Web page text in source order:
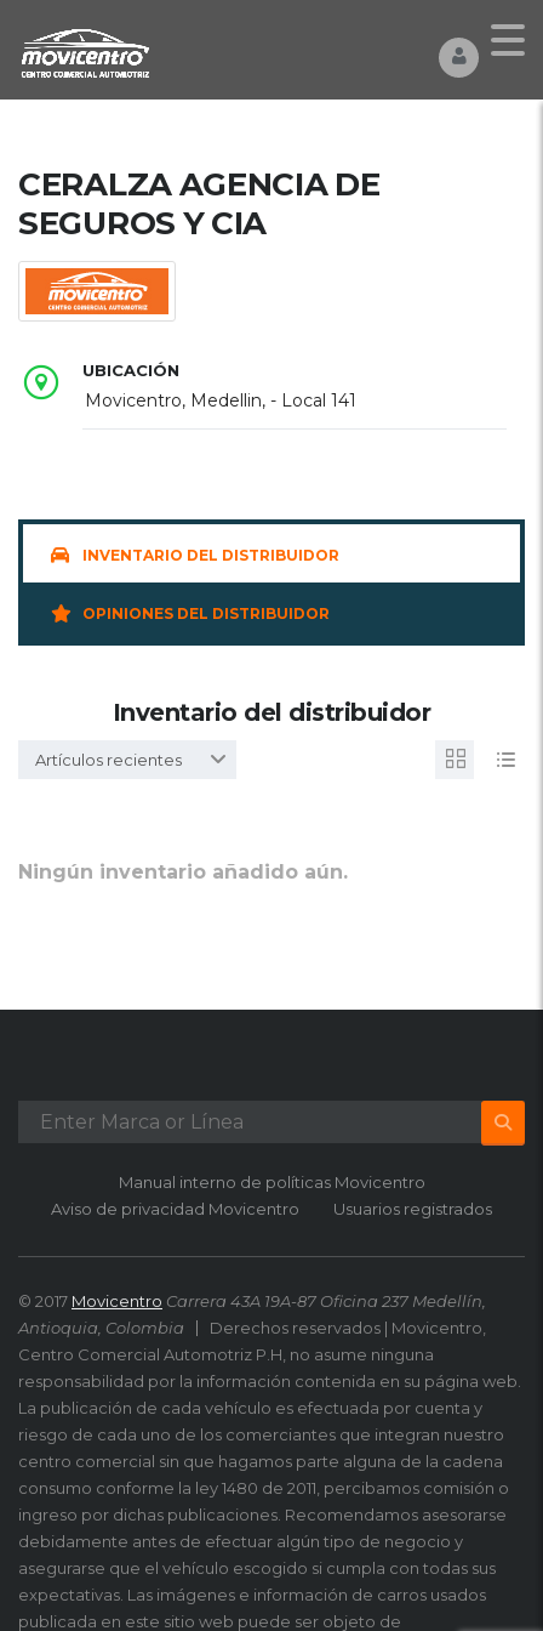
CERALZA AGENCIA DE
SEGUROS Y CIA
UBICACIÓN
Movicentro, Medellin, - Local 141
INVENTARIO DEL DISTRIBUIDOR
OPINIONES DEL DISTRIBUIDOR
Inventario del distribuidor
Artículos recientes
Ningún inventario añadido aún.
Manual interno de políticas Movicentro
Aviso de privacidad Movicentro
Usuarios registrados
© 2017 Movicentro Carrera 43A 19A-87 Oficina 237 Medellín,
Antioquia, Colombia
Derechos reservados | Movicentro,
Centro Comercial Automotriz P.H, no asume ninguna
responsabilidad por la información contenida en su página web.
La publicación de cada vehículo es efectuada por cuenta y
riesgo de cada uno de los comerciantes que integran nuestro
centro comercial sin que hagamos parte alguna de la cadena
consumo conforme la ley 1480 de 2011, percibamos comisión o
ingreso por dichas publicaciones. Recomendamos asesorarse
debidamente antes de efectuar algún tipo de negocio y
asegurarse que el vehículo escogido si cumpla con todas sus
expectativas. Las imágenes e información de carros usados
publicada en este sitio web puede ser objeto de